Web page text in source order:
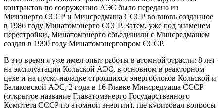
контрактов по сооружению АЭС было передано из
Минэнерго СССР и Минсредмаша СССР во вновь созданное
в 1986 году Минатомэнерго СССР. Затем, уже под знаменем
перестройки, Минатомэнерго объединили с Минсредмашем
создав в 1990 году Минатомэнергопром СССР.
В это время я уже имел опыт работы в атомной отрасли: 8 лет
на эксплуатации Кольской АЭС, в основном в реакторном
цехе и на пуско-наладке строящихся энергоблоков Кольской и
Балаковской АЭС, 2 года в 16 Главке Минсредмаша СССР
(открытое название Главатомэнерго Государственного
Комитета СССР по атомной энергии), где курировал вопросы